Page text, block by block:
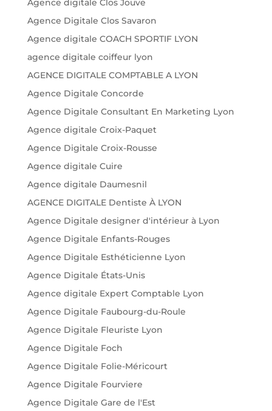
Agence digitale Clos Jouve
Agence Digitale Clos Savaron
Agence digitale COACH SPORTIF LYON
agence digitale coiffeur lyon
AGENCE DIGITALE COMPTABLE A LYON
Agence Digitale Concorde
Agence Digitale Consultant En Marketing Lyon
Agence digitale Croix-Paquet
Agence Digitale Croix-Rousse
Agence digitale Cuire
Agence digitale Daumesnil
AGENCE DIGITALE Dentiste À LYON
Agence Digitale designer d'intérieur à Lyon
Agence Digitale Enfants-Rouges
Agence Digitale Esthéticienne Lyon
Agence Digitale États-Unis
Agence digitale Expert Comptable Lyon
Agence Digitale Faubourg-du-Roule
Agence Digitale Fleuriste Lyon
Agence Digitale Foch
Agence Digitale Folie-Méricourt
Agence Digitale Fourviere
Agence Digitale Gare de l'Est